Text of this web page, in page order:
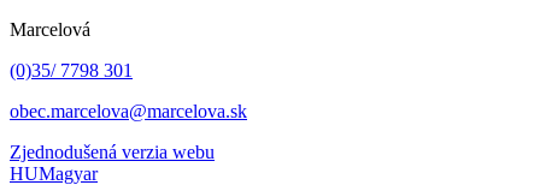
Marcelová
(0)35/ 7798 301
obec.marcelova@marcelova.sk
Zjednodušená verzia webu
HUMagyar